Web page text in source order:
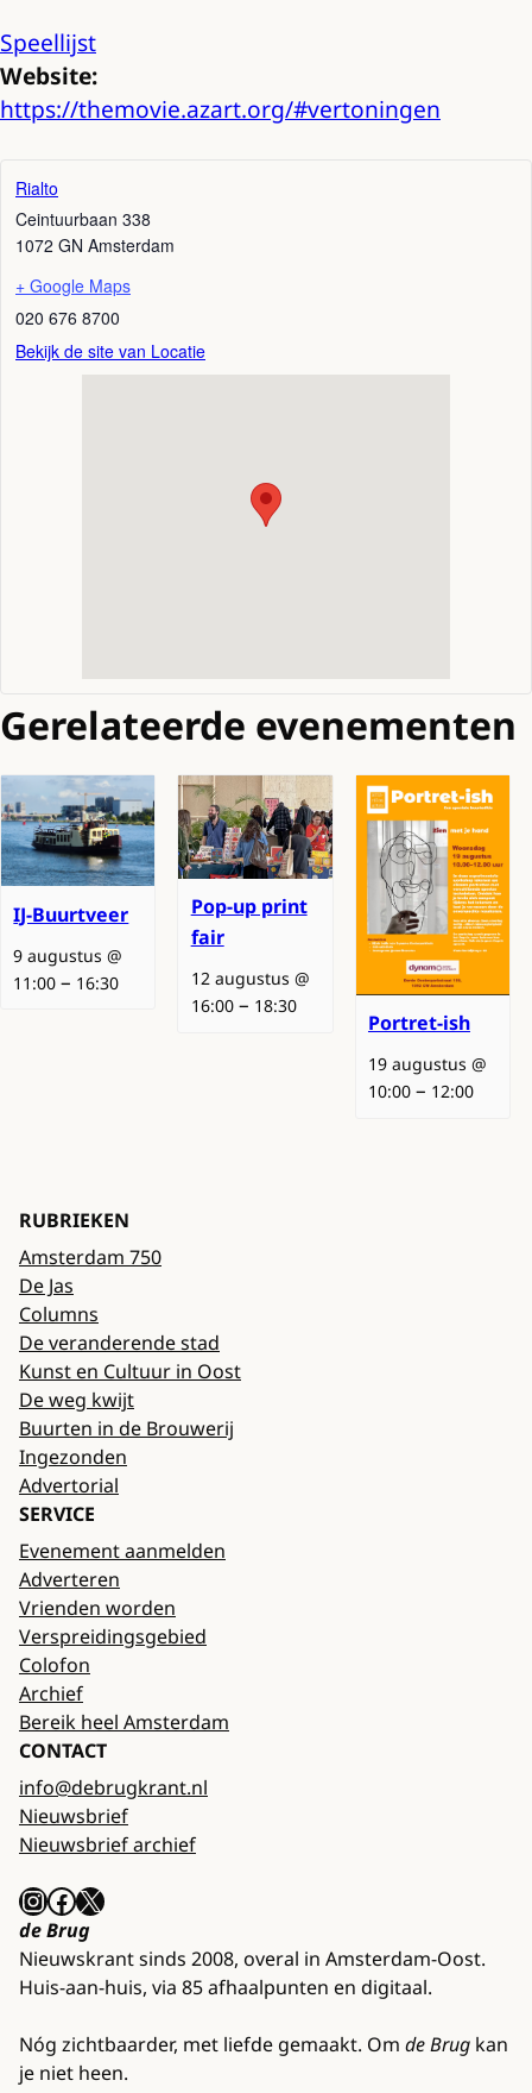
Speellijst
Website:
https://themovie.azart.org/#vertoningen
Rialto
Ceintuurbaan 338
1072 GN Amsterdam
+ Google Maps
020 676 8700
Bekijk de site van Locatie
Gerelateerde evenementen
IJ-Buurtveer
9 augustus @
11:00 – 16:30
Pop-up print
fair
12 augustus @
16:00– 18:30
Portret-ish
19 augustus @
10:00– 12:00
RUBRIEKEN
Amsterdam 750
De Jas
Columns
De veranderende stad
Kunst en Cultuur in Oost
De weg kwijt
Buurten in de Brouwerij
Ingezonden
Advertorial
SERVICE
Evenement aanmelden
Adverteren
Vrienden worden
Verspreidingsgebied
Colofon
Archief
Bereik heel Amsterdam
CONTACT
info@debrugkrant.nl
Nieuwsbrief
Nieuwsbrief archief
InstagramFacebook X
de Brug
Nieuwskrant sinds 2008, overal in Amsterdam-Oost.
Huis-aan-huis, via 85 afhaalpunten en digitaal.
Nóg zichtbaarder, met liefde gemaakt. Om de Brug kan
je niet heen.